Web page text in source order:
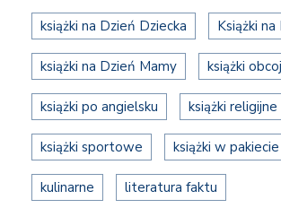
książki na Dzień Dziecka Książki
książki na Dzień Mamy książki
książki po angielsku książki religijne
książki sportowe książki w pakiecie
kulinarne literatura faktu